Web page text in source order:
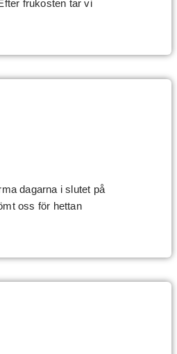
frukosten tar vi
dagarna i slutet på
oss för hettan